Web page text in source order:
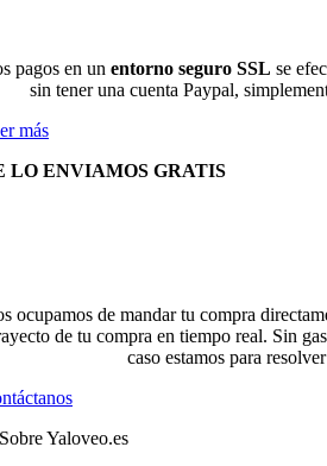
pagos en un entorno seguro SSL se
sin tener una cuenta Paypal,
más
LO ENVIAMOS GRATIS
ocupamos de mandar tu compra
de tu compra en tiempo real. Sin
caso estamos para
Sobre Yaloveo.es